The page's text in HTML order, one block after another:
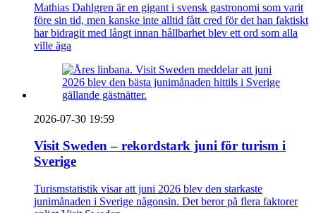
Mathias Dahlgren är en gigant i svensk gastronomi som varit
före sin tid, men kanske inte alltid fått cred för det han faktiskt
har bidragit med långt innan hållbarhet blev ett ord som alla
ville äga
2026-07-30 19:59
Visit Sweden – rekordstark juni för turism i
Sverige
Turismstatistik visar att juni 2026 blev den starkaste
junimånaden i Sverige någonsin. Det beror på flera faktorer